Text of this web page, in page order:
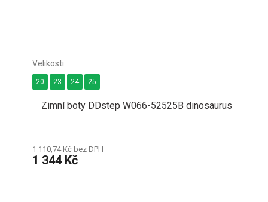
Zimní boty DDstep W066-52525B dinosaurus
1 110,74 Kč bez DPH
1 344 Kč
20 23 24 25